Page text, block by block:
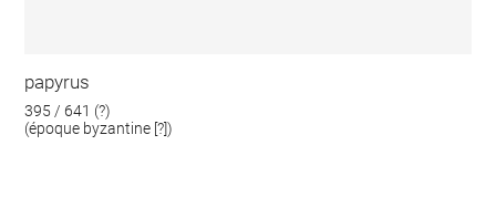
papyrus
395 / 641 (?)
(époque byzantine [?])